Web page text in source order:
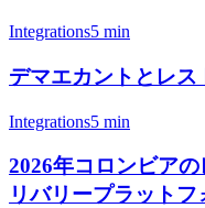
Integrations5 min
デマエカントとレ
Integrations5 min
2026年コロンビア
リバリープラットフ